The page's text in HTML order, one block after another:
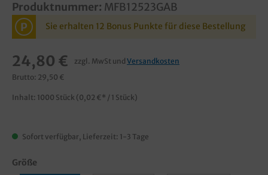
Produktnummer: MFB12523GAB
P Sie erhalten 12 Bonus Punkte für diese Bestellung
24,80 € zzgl. MwSt und Versandkosten
Brutto: 29,50 €
Inhalt: 1000 Stück (0,02 €* / 1 Stück)
Sofort verfügbar, Lieferzeit: 1-3 Tage
Größe